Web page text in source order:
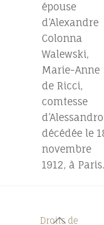
épouse
d’Alexandre
Colonna
Walewski,
Marie-Anne
de Ricci,
comtesse
décédée le
novembre
1912, à Paris.
Back
Droits de